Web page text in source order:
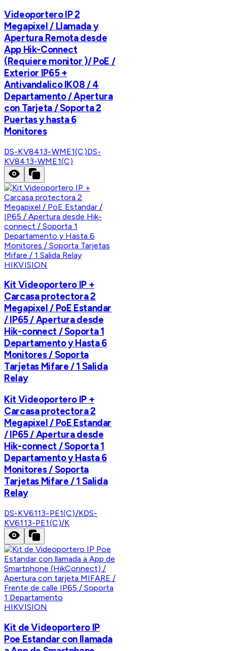
Videoportero IP 2
Megapixel / Llamada y
Apertura Remota desde
App Hik-Connect
(Requiere monitor )/ PoE /
Exterior IP65 +
Antivandalico IK08 / 4
Departamento / Apertura
con Tarjeta / Soporta 2
Puertas y hasta 6
Monitores
DS-KV8413-WME1(C)DS-
KV8413-WME1(C)
HIKVISION
Kit Videoportero IP +
Carcasa protectora 2
Megapixel / PoE Estandar
/ IP65 / Apertura desde
Hik-connect / Soporta 1
Departamento y Hasta 6
Monitores / Soporta
Tarjetas Mifare / 1 Salida
Relay
Kit Videoportero IP +
Carcasa protectora 2
Megapixel / PoE Estandar
/ IP65 / Apertura desde
Hik-connect / Soporta 1
Departamento y Hasta 6
Monitores / Soporta
Tarjetas Mifare / 1 Salida
Relay
DS-KV6113-PE1(C)/KDS-
KV6113-PE1(C)/K
HIKVISION
Kit de Videoportero IP
Poe Estandar con llamada